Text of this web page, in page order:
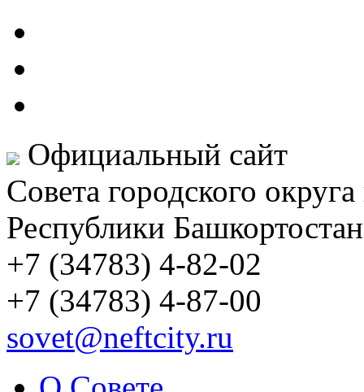
Официальный сайт
Совета городского
Республики Башкортостан
+7 (34783) 4-82-02
+7 (34783) 4-87-00
sovet@neftcity.ru